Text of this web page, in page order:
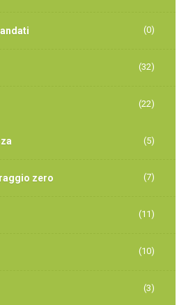
(0)
(32)
(22)
(5)
zero (7)
(11)
(10)
(3)